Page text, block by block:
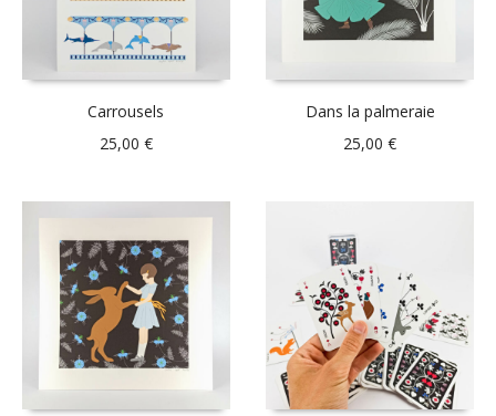
Carrousels
25,00 €
Dans la palmeraie
25,00€